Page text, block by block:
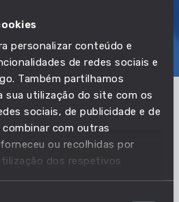
personalizar conteúdo e
de redes sociais e
Também partilhamos
sua utilização do site com os
sociais, de publicidade e de
com outras
ou recolhidas por
dos respetivos
TRANSIÇÕES
correspondem ao
Agrónomo, Consultor
de agronomia.